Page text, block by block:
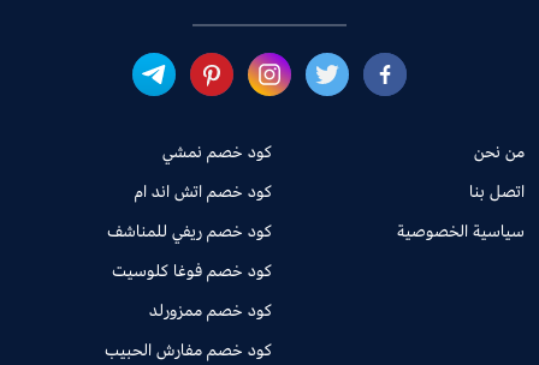
من نحن
اتصل بنا
سياسية الخصوصية
كود خصم نمشي
كود خصم اتش اند ام
كود خصم ريفي للمناشف
كود خصم فوغا كلوسيت
كود خصم ممزورلد
كود خصم مفارش الحبيب